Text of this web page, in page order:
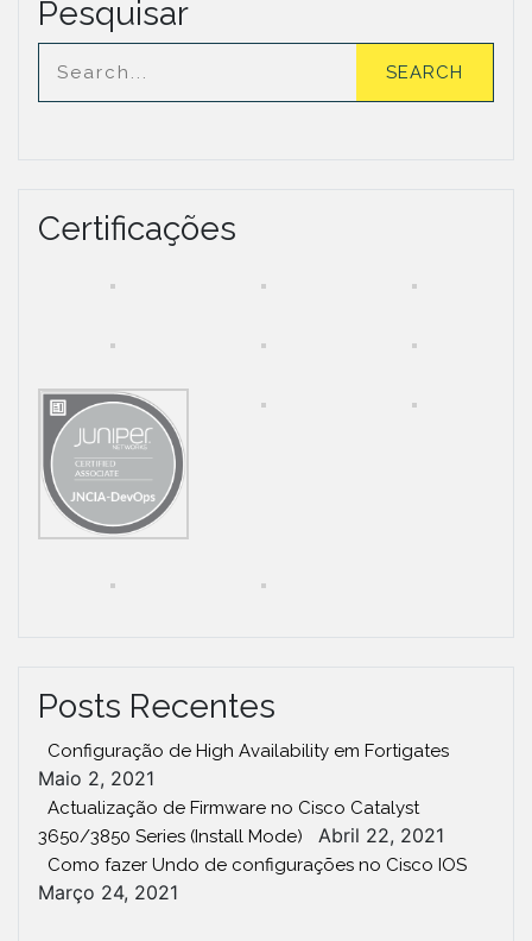
Pesquisar
Certificações
Posts Recentes
Configuração de High Availability em Fortigates
Maio 2, 2021
Actualização de Firmware no Cisco Catalyst
3650/3850 Series (Install Mode)
Abril 22, 2021
Como fazer Undo de configurações no Cisco IOS
Março 24, 2021